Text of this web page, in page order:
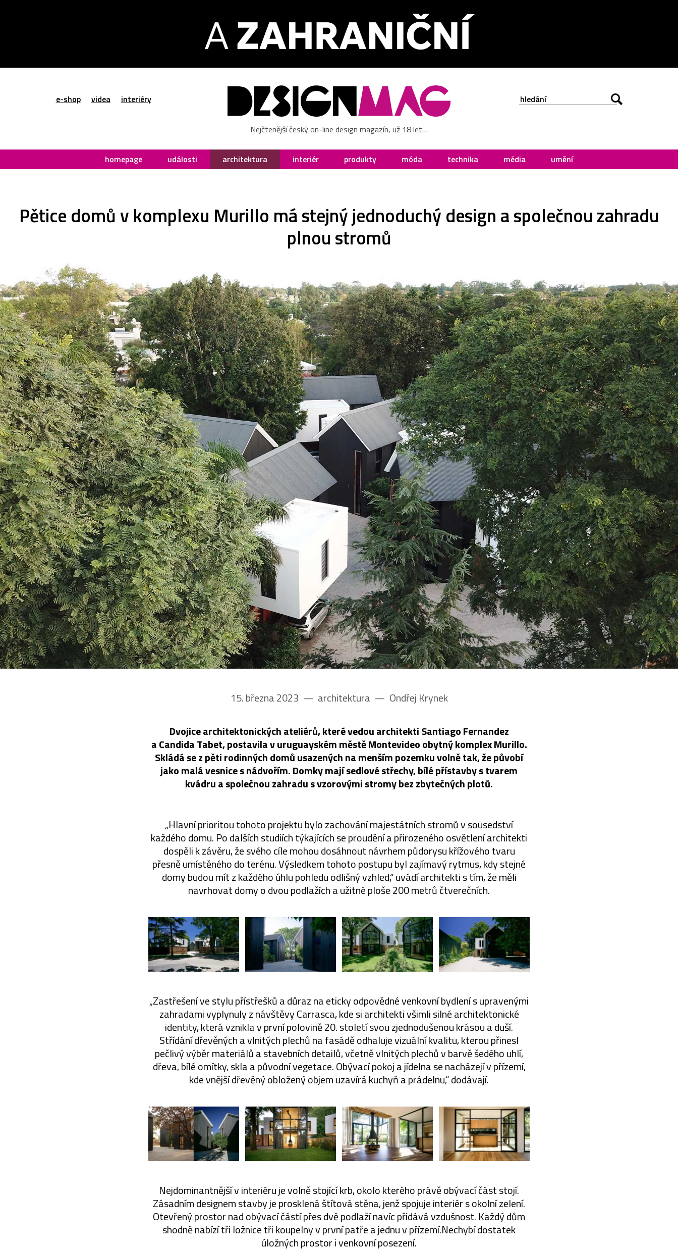
e-shop videa interiéry
Nejčtenější český on-line design magazín, už 18 let…
homepage události architektura interiér produkty móda technika média umění
Pětice domů v komplexu Murillo má stejný jednoduchý design a společnou zahradu
plnou stromů
15. března 2023 –– architektura –– Ondřej Krynek
Dvojice architektonických ateliérů, které vedou architekti Santiago Fernandez
a Candida Tabet, postavila v uruguayském městě Montevideo obytný komplex Murillo.
Skládá se z pěti rodinných domů usazených na menším pozemku volně tak, že půvobí
jako malá vesnice s nádvořím. Domky mají sedlové střechy, bílé přístavby s tvarem
kvádru a společnou zahradu s vzorovými stromy bez zbytečných plotů.
„Hlavní prioritou tohoto projektu bylo zachování majestátních stromů v sousedství
každého domu. Po dalších studiích týkajících se proudění a přirozeného osvětlení architekti
dospěli k závěru, že svého cíle mohou dosáhnout návrhem půdorysu křížového tvaru
přesně umístěného do terénu. Výsledkem tohoto postupu byl zajímavý rytmus, kdy stejné
domy budou mít z každého úhlu pohledu odlišný vzhled,“ uvádí architekti s tím, že měli
navrhovat domy o dvou podlažích a užitné ploše 200 metrů čtverečních.
„Zastřešení ve stylu přístřešků a důraz na eticky odpovědné venkovní bydlení s upravenými
zahradami vyplynuly z návštěvy Carrasca, kde si architekti všimli silné architektonické
identity, která vznikla v první polovině 20. století svou zjednodušenou krásou a duší.
Střídání dřevěných a vlnitých plechů na fasádě odhaluje vizuální kvalitu, kterou přinesl
pečlivý výběr materiálů a stavebních detailů, včetně vlnitých plechů v barvě šedého uhlí,
dřeva, bílé omítky, skla a původní vegetace. Obývací pokoj a jídelna se nacházejí v přízemí,
kde vnější dřevěný obložený objem uzavírá kuchyň a prádelnu,“ dodávají.
Nejdominantnější v interiéru je volně stojící krb, okolo kterého právě obývací část stojí.
Zásadním designem stavby je prosklená štítová stěna, jenž spojuje interiér s okolní zelení.
Otevřený prostor nad obývací částí přes dvě podlaží navíc přidává vzdušnost. Každý dům
shodně nabízí tři ložnice tři koupelny v první patře a jednu v přízemí.Nechybí dostatek
úložných prostor i venkovní posezení.